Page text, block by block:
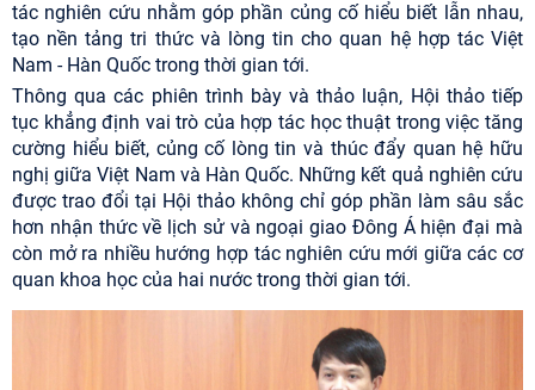
tác nghiên cứu nhằm góp phần củng cố hiểu biết lẫn nhau,
tạo nền tảng tri thức và lòng tin cho quan hệ hợp tác Việt
Nam - Hàn Quốc trong thời gian tới.
Thông qua các phiên trình bày và thảo luận, Hội thảo tiếp
tục khẳng định vai trò của hợp tác học thuật trong việc tăng
cường hiểu biết, củng cố lòng tin và thúc đẩy quan hệ hữu
nghị giữa Việt Nam và Hàn Quốc. Những kết quả nghiên cứu
được trao đổi tại Hội thảo không chỉ góp phần làm sâu sắc
hơn nhận thức về lịch sử và ngoại giao Đông Á hiện đại mà
còn mở ra nhiều hướng hợp tác nghiên cứu mới giữa các cơ
quan khoa học của hai nước trong thời gian tới.